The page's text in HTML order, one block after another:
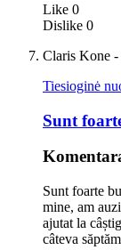
Like 0
Dislike 0
Claris Kone -
Tiesioginė
Sunt
Sunt foarte
mine, am
ajutat la
câteva